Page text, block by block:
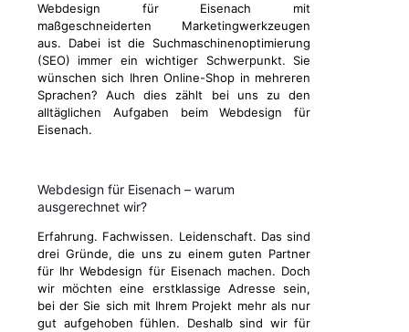
Webdesign für Eisenach mit
maßgeschneiderten Marketingwerkzeugen
aus. Dabei ist die Suchmaschinenoptimierung
(SEO) immer ein wichtiger Schwerpunkt. Sie
wünschen sich Ihren Online-Shop in mehreren
Sprachen? Auch dies zählt bei uns zu den
alltäglichen Aufgaben beim Webdesign für
Eisenach.
Webdesign für Eisenach – warum
ausgerechnet wir?
Erfahrung. Fachwissen. Leidenschaft. Das sind
drei Gründe, die uns zu einem guten Partner
für Ihr Webdesign für Eisenach machen. Doch
wir möchten eine erstklassige Adresse sein,
bei der Sie sich mit Ihrem Projekt mehr als nur
gut aufgehoben fühlen. Deshalb sind wir für